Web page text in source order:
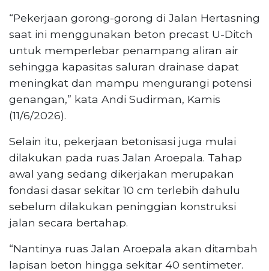
“Pekerjaan gorong-gorong di Jalan Hertasning
saat ini menggunakan beton precast U-Ditch
untuk memperlebar penampang aliran air
sehingga kapasitas saluran drainase dapat
meningkat dan mampu mengurangi potensi
genangan,” kata Andi Sudirman, Kamis
(11/6/2026).
Selain itu, pekerjaan betonisasi juga mulai
dilakukan pada ruas Jalan Aroepala. Tahap
awal yang sedang dikerjakan merupakan
fondasi dasar sekitar 10 cm terlebih dahulu
sebelum dilakukan peninggian konstruksi
jalan secara bertahap.
“Nantinya ruas Jalan Aroepala akan ditambah
lapisan beton hingga sekitar 40 sentimeter.